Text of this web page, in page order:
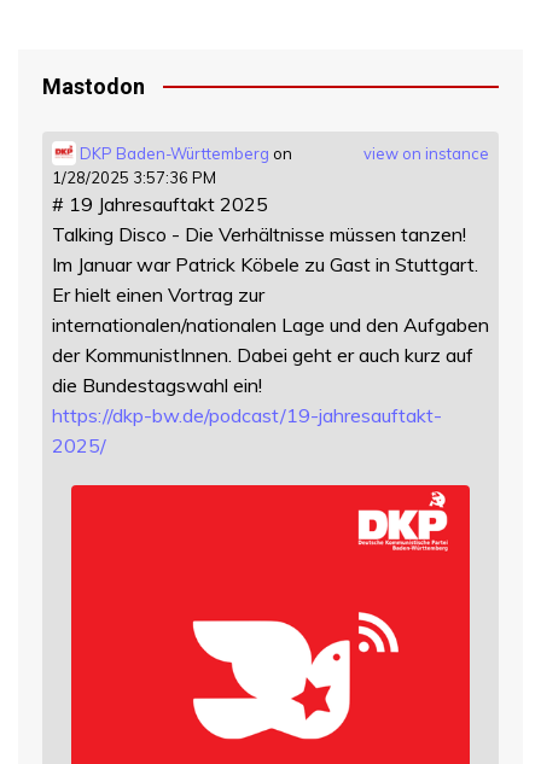
Mastodon
view on instance
DKP Baden-Württemberg on
1/28/2025 3:57:36 PM
# 19 Jahresauftakt 2025
Talking Disco - Die Verhältnisse müssen tanzen!
Im Januar war Patrick Köbele zu Gast in Stuttgart.
Er hielt einen Vortrag zur
internationalen/nationalen Lage und den Aufgaben
der KommunistInnen. Dabei geht er auch kurz auf
die Bundestagswahl ein!
https://dkp-bw.de/podcast/19-jahresauftakt-
2025/